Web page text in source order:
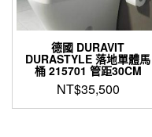
德國 DURAVIT
DURASTYLE 落地單體馬
桶 215701 管距30CM
NT$35,500